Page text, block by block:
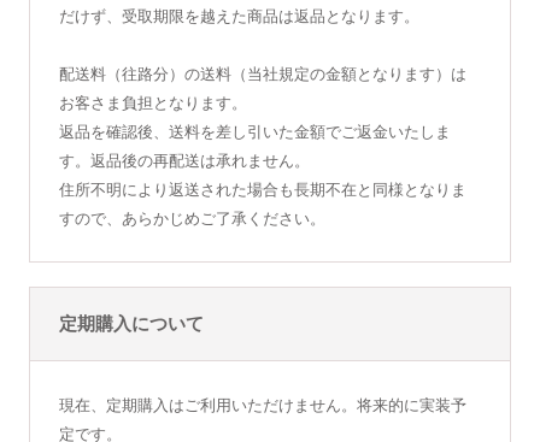
だけず、受取期限を越えた商品は返品となります。
配送料（往路分）の送料（当社規定の金額となります）は
お客さま負担となります。
返品を確認後、送料を差し引いた金額でご返金いたしま
す。返品後の再配送は承れません。
住所不明により返送された場合も長期不在と同様となりま
すので、あらかじめご了承ください。
定期購入について
現在、定期購入はご利用いただけません。将来的に実装予
定です。